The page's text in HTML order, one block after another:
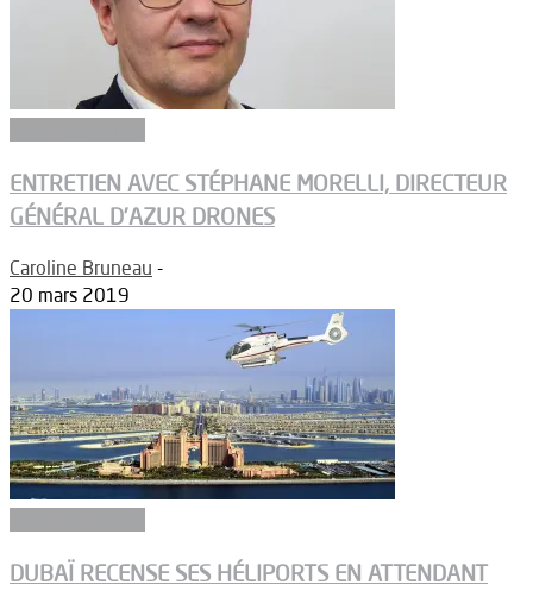
ENTRETIEN AVEC STÉPHANE MORELLI, DIRECTEUR
GÉNÉRAL D’AZUR DRONES
Caroline Bruneau -
20 mars 2019
DUBAÏ RECENSE SES HÉLIPORTS EN ATTENDANT